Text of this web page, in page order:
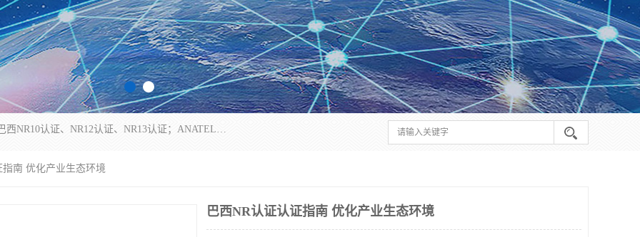
*是一家的测试、评估、检查与认机构，主要从事巴西NR10认证、NR12认证、NR13认证；ANATEL认证、INMTRO认证，欧盟CE认证：MD认证，PED认证，MID认证，ATEX认证，德国蓝色天使认证。
南 优化产业生态环境
巴西NR认证认证指南 优化产业生态环境